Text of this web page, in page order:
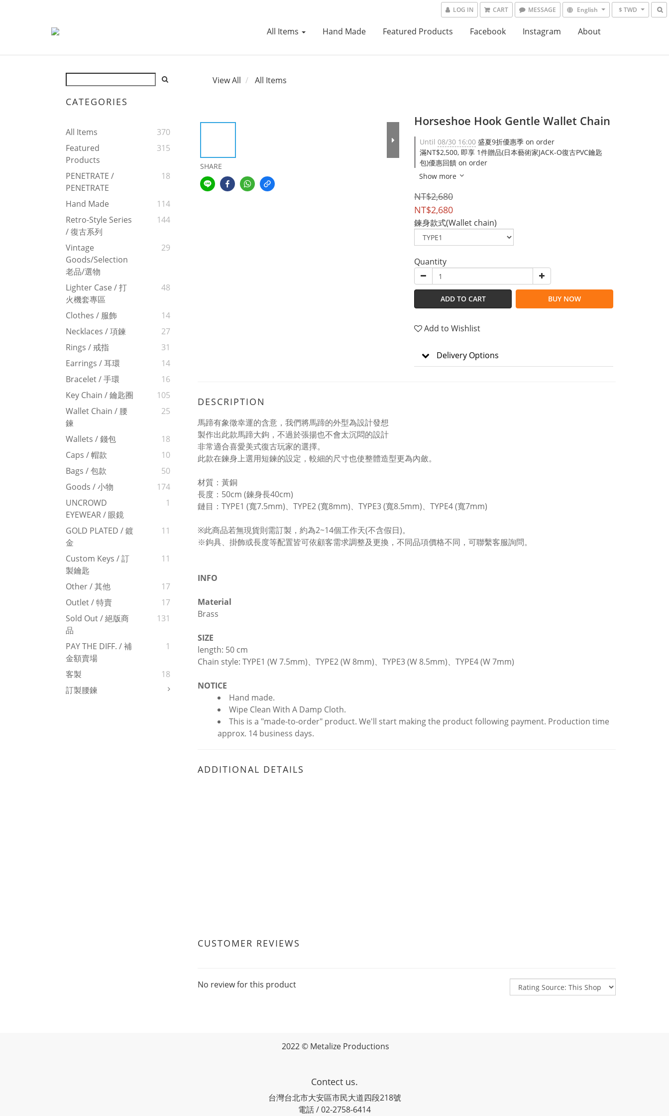
LOG IN CART MESSAGE English $ TWD
All Items Hand Made Featured Products Facebook Instagram About
CATEGORIES
All Items
370
Featured
Products
315
PENETRATE /
PENETRATE
18
Hand Made
114
Retro-Style Series
/ 復古系列
144
Vintage
Goods/Selection
老品/選物
29
Lighter Case / 打
火機套專區
48
Clothes / 服飾
14
Necklaces / 項鍊
27
Rings / 戒指
31
Earrings / 耳環
14
Bracelet / 手環
16
Key Chain / 鑰匙圈
105
Wallet Chain / 腰
鍊
25
Wallets / 錢包
18
Caps / 帽款
10
Bags / 包款
50
Goods / 小物
174
UNCROWD
EYEWEAR / 眼鏡
1
GOLD PLATED / 鍍
金
11
Custom Keys / 訂
製鑰匙
11
Other / 其他
17
Outlet / 特賣
17
Sold Out / 絕版商
品
131
PAY THE DIFF. / 補
金額賣場
1
客製
18
訂製腰鍊
View All All Items
SHARE
Horseshoe Hook Gentle Wallet Chain
Until 08/30 16:00 盛夏9折優惠季 on order
滿NT$2,500, 即享 1件贈品(日本藝術家JACK-O復古PVC鑰匙
包)優惠回饋 on order
Show more
NT$2,680
NT$2,680
鍊身款式(Wallet chain)
Quantity
ADD TO CART BUY NOW
Add to Wishlist
Delivery Options
DESCRIPTION
馬蹄有象徵幸運的含意，我們將馬蹄的外型為設計發想
製作出此款馬蹄大鉤，不過於張揚也不會太沉悶的設計
非常適合喜愛美式復古玩家的選擇。
此款在鍊身上選用短鍊的設定，較細的尺寸也使整體造型更為內斂。
材質：黃銅
長度：50cm (鍊身長40cm)
鏈目：TYPE1 (寬7.5mm)、TYPE2 (寬8mm)、TYPE3 (寬8.5mm)、TYPE4 (寬7mm)
※此商品若無現貨則需訂製，約為2~14個工作天(不含假日)。
※鉤具、掛飾或長度等配置皆可依顧客需求調整及更換，不同品項價格不同，可聯繫客服詢問。
INFO
Material
Brass
SIZE
length: 50 cm
Chain style: TYPE1 (W 7.5mm)、TYPE2 (W 8mm)、TYPE3 (W 8.5mm)、TYPE4 (W 7mm)
NOTICE
Hand made.
Wipe Clean With A Damp Cloth.
This is a "made-to-order" product. We'll start making the product following payment. Production time
approx. 14 business days.
ADDITIONAL DETAILS
CUSTOMER REVIEWS
No review for this product
2022 © Metalize Productions
Contect us.
台灣台北市大安區市民大道四段218號
電話 / 02-2758-6414